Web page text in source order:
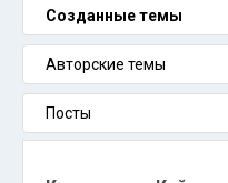
Созданные темы
Авторские темы
Посты